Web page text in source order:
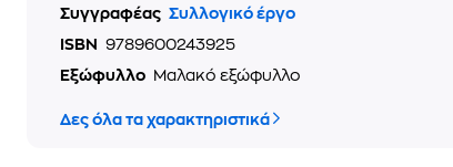
Συγγραφέας Συλλογικό έργο
ISBN
9789600243925
Εξώφυλλο
Μαλακό εξώφυλλο
Δες όλα τα χαρακτηριστικά